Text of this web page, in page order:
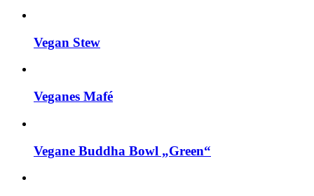
Vegan Stew
Veganes Mafé
Vegane Buddha Bowl „Green“